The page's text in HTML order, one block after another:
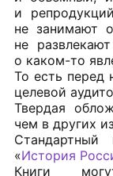
и
не занимают
не
о каком-то
То есть перед
целевой
Твердая
чем в других
«История
Книги